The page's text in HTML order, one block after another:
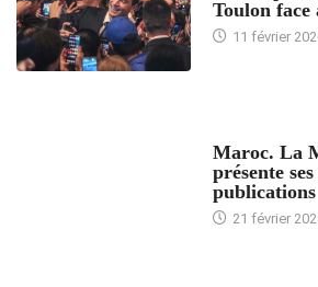
Toulon face
11 février
Maroc. La
présente
publications
21 février